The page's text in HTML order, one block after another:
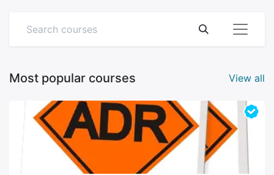
View all
Most popular courses